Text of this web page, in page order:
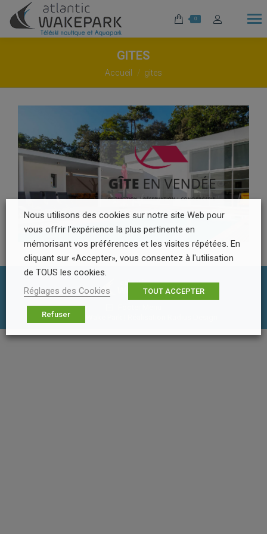
0
GITES
Vous êtes ici :
Accueil gites
© Atlantic Wake Park | Réalisation
Nous utilisons des cookies sur notre site Web pour
vous offrir l'expérience la plus pertinente en
mémorisant vos préférences et les visites répétées. En
cliquant sur «Accepter», vous consentez à l'utilisation
de TOUS les cookies.
Réglages des Cookies
TOUT ACCEPTER
Refuser